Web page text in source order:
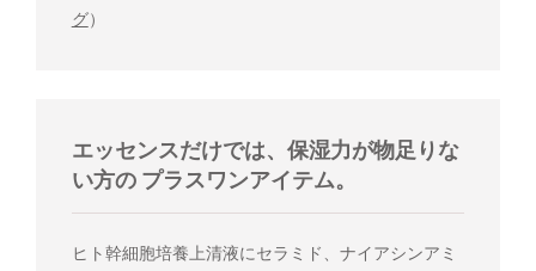
グ）
エッセンスだけでは、保湿力が物足りな
い方の プラスワンアイテム。
ヒト幹細胞培養上清液にセラミド、ナイアシンアミ